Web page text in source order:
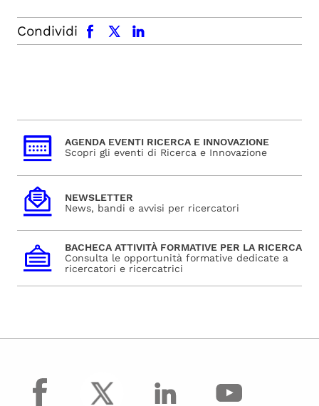
Condividi
facebook x.com linkedin
AGENDA EVENTI RICERCA E INNOVAZIONE
Scopri gli eventi di Ricerca e Innovazione
NEWSLETTER
News, bandi e avvisi per ricercatori
BACHECA ATTIVITÀ FORMATIVE PER LA RICERCA
Consulta le opportunità formative dedicate a
ricercatori e ricercatrici
facebook